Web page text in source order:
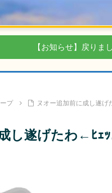
【お知らせ】戻りま
プ ヌオー追加前に成し遂
し遂げたわ←ﾋｪｯ